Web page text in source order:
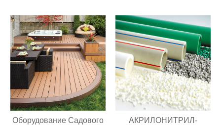
Оборудование Садового
АКРИЛОНИТРИЛ-